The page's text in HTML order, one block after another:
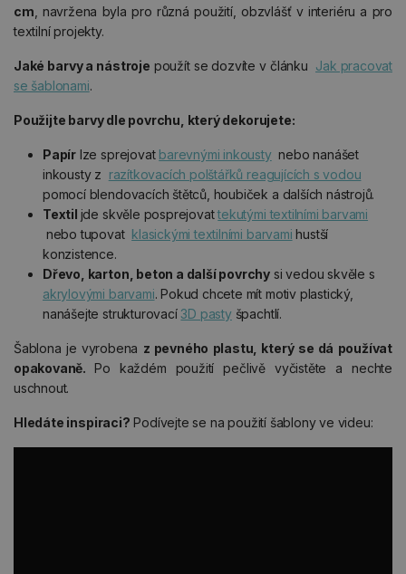
cm , navržena byla pro různá použití, obzvlášť v interiéru a pro
textilní projekty.
Jaké barvy a nástroje použít se dozvíte v článku Jak pracovat
se šablonami.
Použijte barvy dle povrchu, který dekorujete:
Papír lze sprejovat barevnými inkoustynebo nanášet
inkousty z razítkovacích polštářků reagujících s vodou
pomocí blendovacích štětců, houbiček a dalších nástrojů.
Textil jde skvěle posprejovattekutými textilními barvami
nebo tupovat klasickými textilními barvami hustší
konzistence.
Dřevo, karton, beton a další povrchy si vedou skvěle s
akrylovými barvami. Pokud chcete mít motiv plastický,
nanášejte strukturovací3D pastyšpachtlí.
Šablona je vyrobena z pevného plastu, který se dá používat
opakovaně.Po každém použití pečlivě vyčistěte a nechte
uschnout.
Hledáte inspiraci? Podívejte se na použití šablony ve videu: